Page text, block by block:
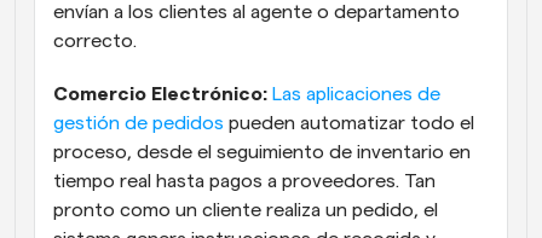
envían a los clientes al agente o departamento
correcto.
Comercio Electrónico: Las aplicaciones de
gestión de pedidos pueden automatizar todo el
proceso, desde el seguimiento de inventario en
tiempo real hasta pagos a proveedores. Tan
pronto como un cliente realiza un pedido, el